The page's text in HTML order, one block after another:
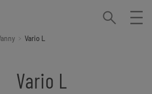
Vario L
Vario L